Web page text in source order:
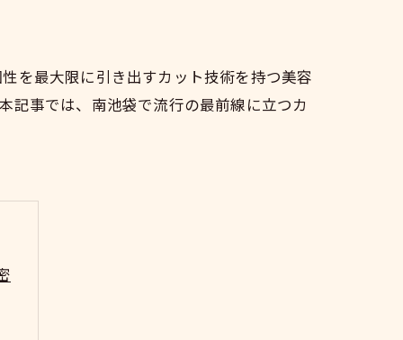
を最大限に引き出すカット技術を持つ美容
記事では、南池袋で流行の最前線に立つカ